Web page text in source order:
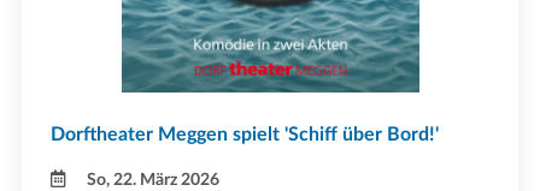
Dorftheater Meggen spielt 'Schiff über Bord!'
So, 22. März 2026